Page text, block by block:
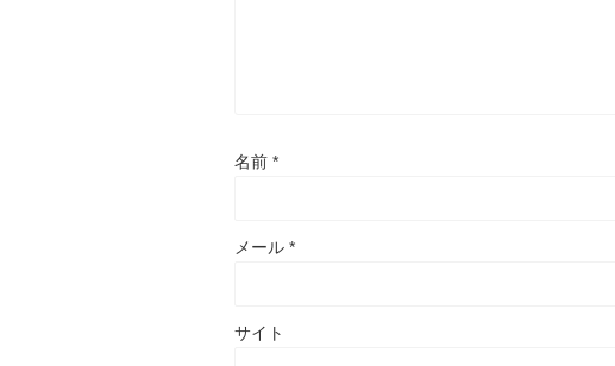
名前 *
メール *
サイト